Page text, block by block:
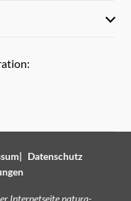
Datenschutz